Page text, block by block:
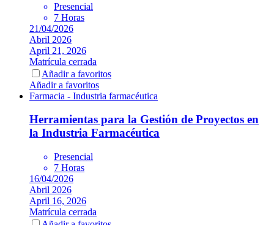
Presencial
7 Horas
21/04/2026
Abril 2026
April 21, 2026
Matrícula cerrada
Añadir a favoritos
Añadir a favoritos
Farmacia - Industria farmacéutica
Herramientas para la Gestión de Proyectos en
la Industria Farmacéutica
Presencial
7 Horas
16/04/2026
Abril 2026
April 16, 2026
Matrícula cerrada